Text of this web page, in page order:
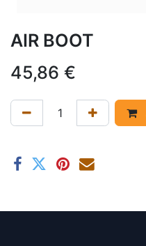
AIR BOOT
45,86 €